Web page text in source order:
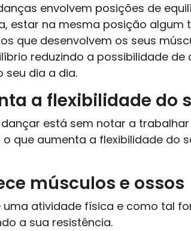
envolvem posições de
estar na mesma posição algum
que desenvolvem os seus
reduzindo a possibilidade
seu dia a dia.
a flexibilidade do
está sem notar a
o que aumenta a flexibilidade do
músculos e ossos
uma atividade física e como tal
a sua resistência.